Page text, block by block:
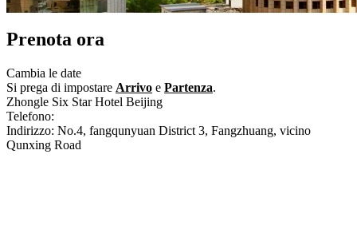
Prenota ora
Cambia le date
Si prega di impostare Arrivo e Partenza.
Zhongle Six Star Hotel Beijing
Telefono:
Indirizzo: No.4, fangqunyuan District 3, Fangzhuang, vicino
Qunxing Road